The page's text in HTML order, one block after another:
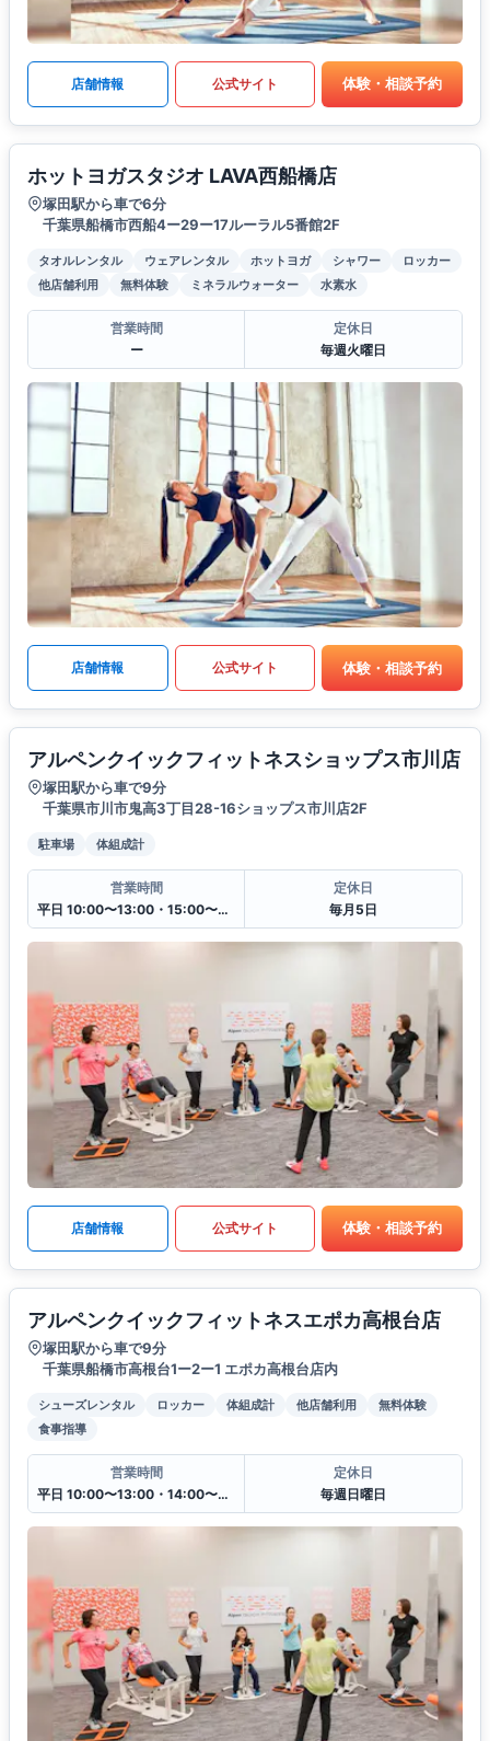
店舗情報 公式サイト 体験・相談予約
ホットヨガスタジオ LAVA西船橋店
塚田駅から車で6分
千葉県船橋市西船4ー29ー17ルーラル5番館2F
タオルレンタル ウェアレンタル ホットヨガ シャワー
ロッカー
他店舗利用
無料体験 ミネラルウォーター 水素水
営業時間
ー
定休日
毎週火曜日
店舗情報 公式サイト 体験・相談予約
アルペンクイックフィットネスショップス市川店
塚田駅から車で9分
千葉県市川市鬼高3丁目28-16ショップス市川店2F
駐車場 体組成計
営業時間
平日 10:00〜13:00・15:00〜20:00
定休日
毎月5日
店舗情報 公式サイト 体験・相談予約
アルペンクイックフィットネスエポカ高根台店
塚田駅から車で9分
千葉県船橋市高根台1ー2ー1 エポカ高根台店内
シューズレンタル ロッカー 体組成計 他店舗利用
無料体験
食事指導
営業時間
平日 10:00〜13:00・14:00〜20:00
定休日
毎週日曜日